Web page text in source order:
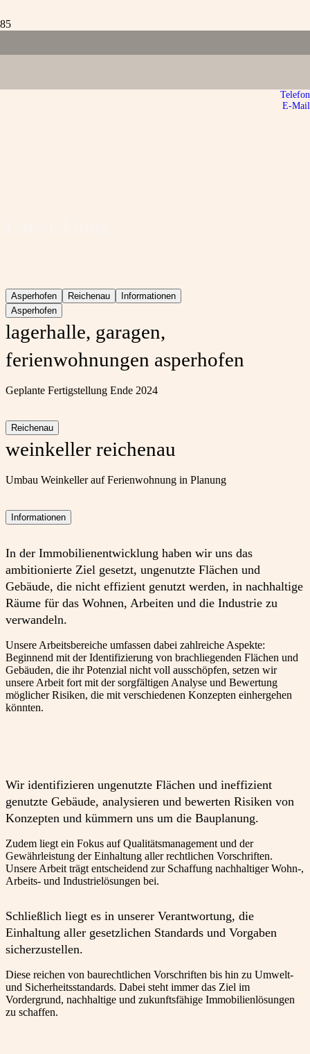
Telefon
E-Mail
Asperhofen Reichenau
Informationen
Asperhofen
lagerhalle, garagen,
ferienwohnungen asperhofen
Geplante Fertigstellung Ende 2024
Reichenau
weinkeller reichenau
Umbau Weinkeller auf Ferienwohnung in Planung
Informationen
In der Immobilienentwicklung haben wir uns das
ambitionierte Ziel gesetzt, ungenutzte Flächen und
Gebäude, die nicht effizient genutzt werden, in nachhaltige
Räume für das Wohnen, Arbeiten und die Industrie zu
verwandeln.
Unsere Arbeitsbereiche umfassen dabei zahlreiche Aspekte:
Beginnend mit der Identifizierung von brachliegenden Flächen und
Gebäuden, die ihr Potenzial nicht voll ausschöpfen, setzen wir
unsere Arbeit fort mit der sorgfältigen Analyse und Bewertung
möglicher Risiken, die mit verschiedenen Konzepten einhergehen
könnten.
Wir identifizieren ungenutzte Flächen und ineffizient
genutzte Gebäude, analysieren und bewerten Risiken von
Konzepten und kümmern uns um die Bauplanung.
Zudem liegt ein Fokus auf Qualitätsmanagement und der
Gewährleistung der Einhaltung aller rechtlichen Vorschriften.
Unsere Arbeit trägt entscheidend zur Schaffung nachhaltiger Wohn-,
Arbeits- und Industrielösungen bei.
Schließlich liegt es in unserer Verantwortung, die
Einhaltung aller gesetzlichen Standards und Vorgaben
sicherzustellen.
Diese reichen von baurechtlichen Vorschriften bis hin zu Umwelt-
und Sicherheitsstandards. Dabei steht immer das Ziel im
Vordergrund, nachhaltige und zukunftsfähige Immobilienlösungen
zu schaffen.